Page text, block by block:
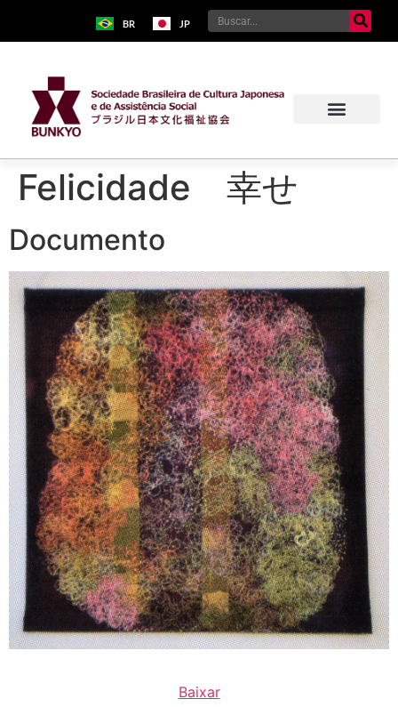
BR JP
Felicidade 幸せ
Documento
Baixar